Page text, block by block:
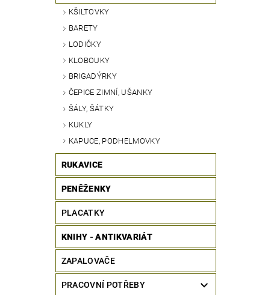
KŠILTOVKY
BARETY
LODIČKY
KLOBOUKY
BRIGADÝRKY
ČEPICE ZIMNÍ, UŠANKY
ŠÁLY, ŠÁTKY
KUKLY
KAPUCE, PODHELMOVKY
RUKAVICE
PENĚŽENKY
PLACATKY
KNIHY - ANTIKVARIÁT
ZAPALOVAČE
PRACOVNÍ POTŘEBY